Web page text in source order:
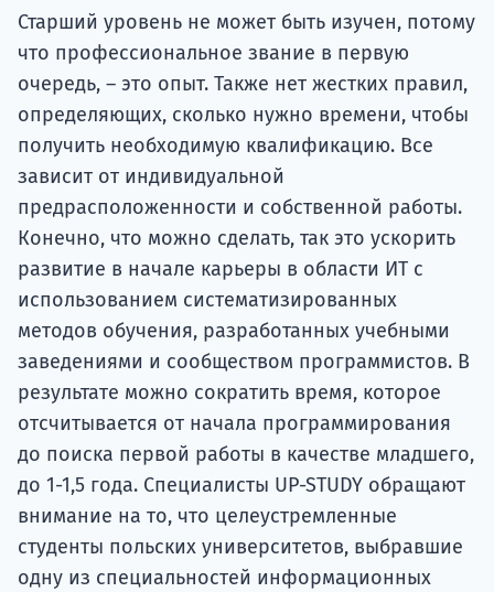
Старший уровень не может быть изучен, потому
что профессиональное звание в первую
очередь, – это опыт. Также нет жестких правил,
определяющих, сколько нужно времени, чтобы
получить необходимую квалификацию. Все
зависит от индивидуальной
предрасположенности и собственной работы.
Конечно, что можно сделать, так это ускорить
развитие в начале карьеры в области ИТ с
использованием систематизированных
методов обучения, разработанных учебными
заведениями и сообществом программистов. В
результате можно сократить время, которое
отсчитывается от начала программирования
до поиска первой работы в качестве младшего,
до 1-1,5 года. Специалисты UP-STUDY обращают
внимание на то, что целеустремленные
студенты польских университетов, выбравшие
одну из специальностей информационных